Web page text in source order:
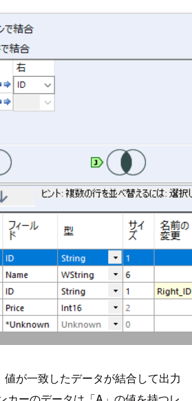
が一致したデータが結合して出力